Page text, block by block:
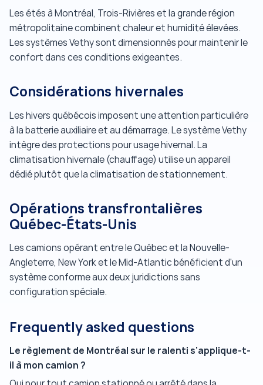
Les étés à Montréal, Trois-Rivières et la grande région
métropolitaine combinent chaleur et humidité élevées.
Les systèmes Vethy sont dimensionnés pour maintenir le
confort dans ces conditions exigeantes.
Considérations hivernales
Les hivers québécois imposent une attention particulière
à la batterie auxiliaire et au démarrage. Le système Vethy
intègre des protections pour usage hivernal. La
climatisation hivernale (chauffage) utilise un appareil
dédié plutôt que la climatisation de stationnement.
Opérations transfrontalières
Québec-États-Unis
Les camions opérant entre le Québec et la Nouvelle-
Angleterre, New York et le Mid-Atlantic bénéficient d'un
système conforme aux deux juridictions sans
configuration spéciale.
Frequently asked questions
Le règlement de Montréal sur le ralenti s'applique-t-
il à mon camion ?